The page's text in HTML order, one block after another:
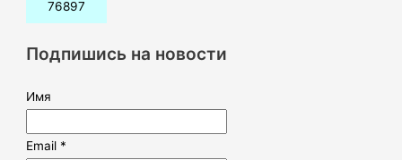
:Подпишись на новости
Имя
Email *